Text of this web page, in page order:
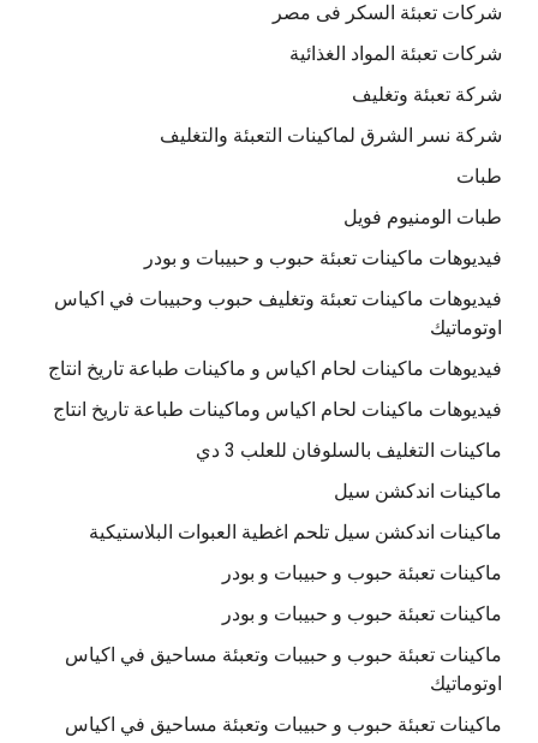
شركات تعبئة السكر فى مصر
شركات تعبئة المواد الغذائية
شركة تعبئة وتغليف
شركة نسر الشرق لماكينات التعبئة والتغليف
طبات
طبات الومنيوم فويل
فيديوهات ماكينات تعبئة حبوب و حبيبات و بودر
فيديوهات ماكينات تعبئة وتغليف حبوب وحبيبات في اكياس
اوتوماتيك
فيديوهات ماكينات لحام اكياس و ماكينات طباعة تاريخ انتاج
فيديوهات ماكينات لحام اكياس وماكينات طباعة تاريخ انتاج
ماكينات التغليف بالسلوفان للعلب 3 دي
ماكينات اندكشن سيل
ماكينات اندكشن سيل تلحم اغطية العبوات البلاستيكية
ماكينات تعبئة حبوب و حبيبات و بودر
ماكينات تعبئة حبوب و حبيبات و بودر
ماكينات تعبئة حبوب و حبيبات وتعبئة مساحيق في اكياس
اوتوماتيك
ماكينات تعبئة حبوب و حبيبات وتعبئة مساحيق في اكياس